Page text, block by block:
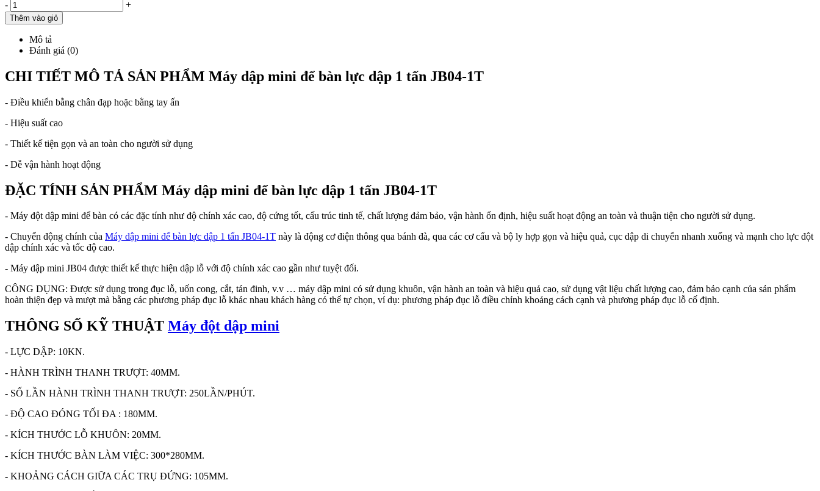
-
+
Thêm vào giỏ
Mô tả
Đánh giá (0)
CHI TIẾT MÔ TẢ SẢN PHẨM Máy dập mini để bàn lực dập 1 tấn JB04-1T
- Điều khiển bằng chân đạp hoặc bằng tay ấn
- Hiệu suất cao
- Thiết kế tiện gọn và an toàn cho người sử dụng
- Dễ vận hành hoạt động
ĐẶC TÍNH SẢN PHẨM Máy dập mini để bàn lực dập 1 tấn JB04-1T
- Máy đột dập mini để bàn có các đặc tính như độ chính xác cao, độ cứng tốt, cấu trúc tinh tế, chất lượng đảm bảo, vận hành ổn định, hiệu suất hoạt động an toàn và thuận tiện cho người sử dụng.
- Chuyển động chính của Máy dập mini để bàn lực dập 1 tấn JB04-1T này là động cơ điện thông qua bánh đà, qua các cơ cấu và bộ ly hợp gọn và hiệu quả, cục dập di chuyển nhanh xuống và mạnh cho lực đột
dập chính xác và tốc độ cao.
- Máy dập mini JB04 được thiết kế thực hiện dập lỗ với độ chính xác cao gần như tuyệt đối.
CÔNG DỤNG: Được sử dụng trong đục lỗ, uốn cong, cắt, tán đinh, v.v … máy dập mini có sử dụng khuôn, vận hành an toàn và hiệu quả cao, sử dụng vật liệu chất lượng cao, đảm bảo cạnh của sản phẩm
hoàn thiện đẹp và mượt mà bằng các phương pháp đục lỗ khác nhau khách hàng có thể tự chọn, ví dụ: phương pháp đục lỗ điều chỉnh khoảng cách cạnh và phương pháp đục lỗ cố định.
THÔNG SỐ KỸ THUẬT Máy đột dập mini
- LỰC DẬP: 10KN.
- HÀNH TRÌNH THANH TRƯỢT: 40MM.
- SỐ LẦN HÀNH TRÌNH THANH TRƯỢT: 250LẦN/PHÚT.
- ĐỘ CAO ĐÓNG TỐI ĐA : 180MM.
- KÍCH THƯỚC LỖ KHUÔN: 20MM.
- KÍCH THƯỚC BÀN LÀM VIỆC: 300*280MM.
- KHOẢNG CÁCH GIỮA CÁC TRỤ ĐỨNG: 105MM.